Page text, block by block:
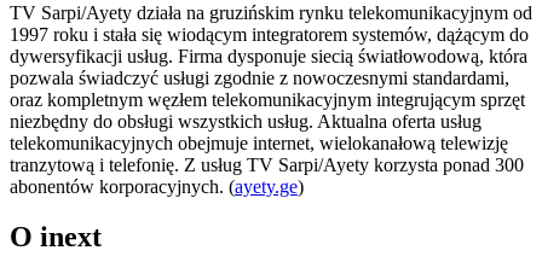
TV Sarpi/Ayety działa na gruzińskim rynku telekomunikacyjnym od
1997 roku i stała się wiodącym integratorem systemów, dążącym do
dywersyfikacji usług. Firma dysponuje siecią światłowodową, która
pozwala świadczyć usługi zgodnie z nowoczesnymi standardami,
oraz kompletnym węzłem telekomunikacyjnym integrującym sprzęt
niezbędny do obsługi wszystkich usług. Aktualna oferta usług
telekomunikacyjnych obejmuje internet, wielokanałową telewizję
tranzytową i telefonię. Z usług TV Sarpi/Ayety korzysta ponad 300
abonentów korporacyjnych. (ayety.ge)
O inext